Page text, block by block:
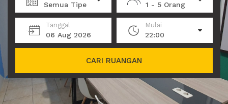
Semua Tipe 1 - 5 Orang
Tanggal
06 Aug 2026
Mulai
22:00
CARI RUANGAN